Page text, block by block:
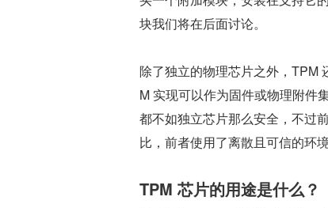
块我们将在后面讨论。
除了独立的物理芯片之外，TPM
M 实现可以作为固件或物理附件
都不如独立芯片那么安全，不过
比，前者使用了离散且可信的环境
TPM 芯片的用途是什么？